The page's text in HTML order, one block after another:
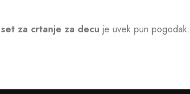
set za crtanje za decu je uvek pun